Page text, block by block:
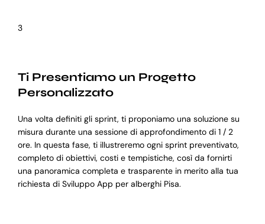
3
Ti Presentiamo un Progetto
Personalizzato
Una volta definiti gli sprint, ti proponiamo una soluzione su
misura durante una sessione di approfondimento di 1 / 2
ore. In questa fase, ti illustreremo ogni sprint preventivato,
completo di obiettivi, costi e tempistiche, così da fornirti
una panoramica completa e trasparente in merito alla tua
richiesta di Sviluppo App per alberghi Pisa.